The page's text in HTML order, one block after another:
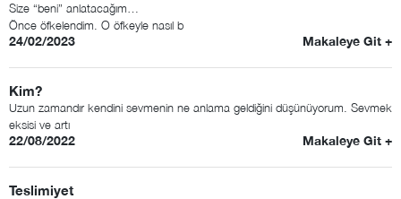
Size “beni” anlatacağım…
Önce öfkelendim. O öfkeyle nasıl b
24/02/2023 Makaleye Git +
Kim?
Uzun zamandır kendini sevmenin ne anlama geldiğini düşünüyorum. Sevmek
eksisi ve artı
22/08/2022 Makaleye Git +
Teslimiyet